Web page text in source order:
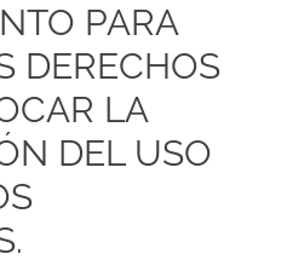
PARA
DERECHOS
LA
DEL USO